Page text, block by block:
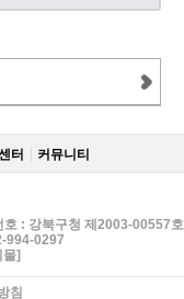
터 커뮤니티
: 강북구청 제2003-00557호
994-0297
]
침